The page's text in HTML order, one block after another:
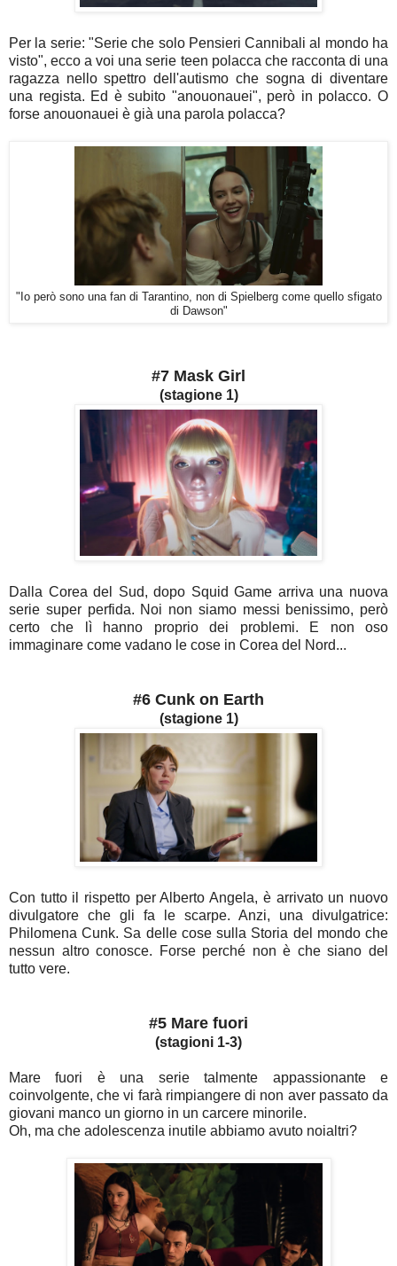
Per la serie: "Serie che solo Pensieri Cannibali al mondo ha
visto", ecco a voi una serie teen polacca che racconta di una
ragazza nello spettro dell'autismo che sogna di diventare
una regista. Ed è subito "anouonauei", però in polacco. O
forse anouonauei è già una parola polacca?
"Io però sono una fan di Tarantino, non di Spielberg come quello sfigato
di Dawson"
#7 Mask Girl
(stagione 1)
Dalla Corea del Sud, dopo Squid Game arriva una nuova
serie super perfida. Noi non siamo messi benissimo, però
certo che lì hanno proprio dei problemi. E non oso
immaginare come vadano le cose in Corea del Nord...
#6 Cunk on Earth
(stagione 1)
Con tutto il rispetto per Alberto Angela, è arrivato un nuovo
divulgatore che gli fa le scarpe. Anzi, una divulgatrice:
Philomena Cunk. Sa delle cose sulla Storia del mondo che
nessun altro conosce. Forse perché non è che siano del
tutto vere.
#5 Mare fuori
(stagioni 1-3)
Mare fuori è una serie talmente appassionante e
coinvolgente, che vi farà rimpiangere di non aver passato da
giovani manco un giorno in un carcere minorile.
Oh, ma che adolescenza inutile abbiamo avuto noialtri?